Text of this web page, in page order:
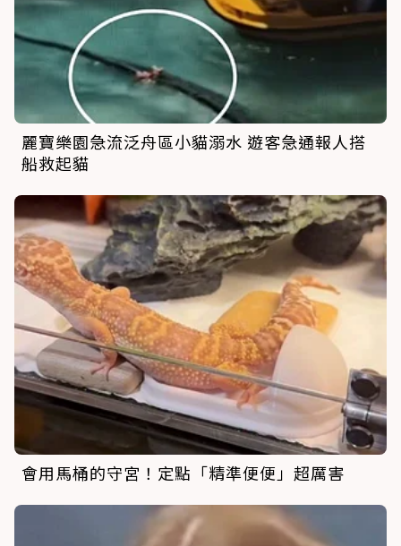
麗寶樂園急流泛舟區小貓溺水 遊客急通報人搭
船救起貓
會用馬桶的守宮！定點「精準便便」超厲害